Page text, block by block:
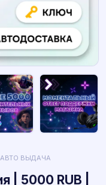
АВТО ВЫДАЧА
| 5000 RUB |